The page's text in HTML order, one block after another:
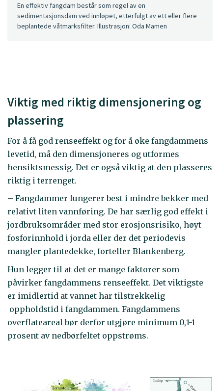
En effektiv fangdam består som regel av en
sedimentasjonsdam ved innløpet, etterfulgt av ett eller flere
beplantede våtmarksfilter. Illustrasjon: Oda Mamen
Viktig med riktig dimensjonering og
plassering
For å få god renseeffekt og for å øke fangdammens
levetid, må den dimensjoneres og utformes
hensiktsmessig. Det er også viktig at den plasseres
riktig i terrenget.
– Fangdammer fungerer best i mindre bekker med
relativt liten vannføring. De har særlig god effekt i
jordbruksområder med stor erosjonsrisiko, høyt
fosforinnhold i jorda eller der det periodevis
mangler plantedekke, forteller Blankenberg.
Hun legger til at det er mange faktorer som
påvirker fangdammens renseeffekt. Det viktigste
er imidlertid at vannet har tilstrekkelig
oppholdstid i fangdammen. Fangdammens
overflateareal bør derfor utgjøre minimum 0,1-1
prosent av nedbørfeltet oppstrøms.